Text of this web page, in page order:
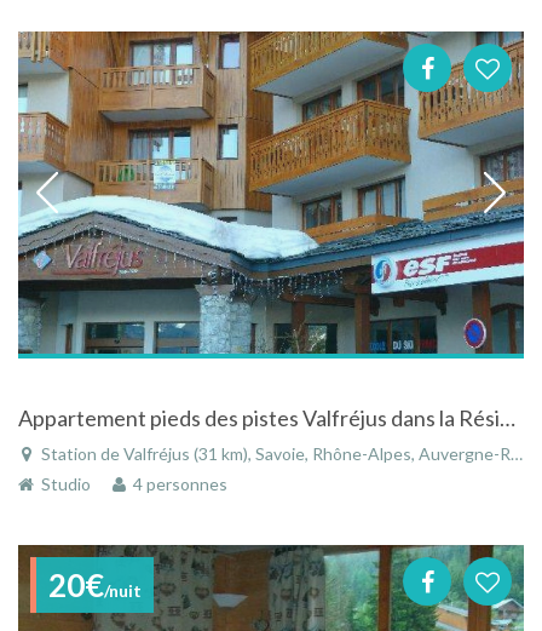
Appartement pieds des pistes Valfréjus dans la Résidence "les Mélèzets" ideal pour 4 personnes
Station de Valfréjus (31 km), Savoie, Rhône-Alpes, Auvergne-Rhône-Alpes, France
Studio
4 personnes
20€/nuit